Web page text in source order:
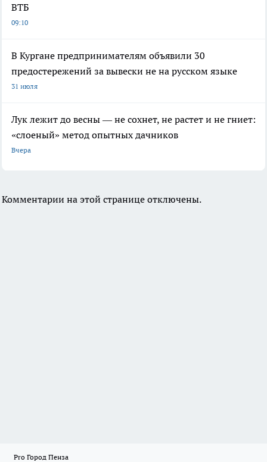
ВТБ
09:10
В Кургане предпринимателям объявили 30
предостережений за вывески не на русском языке
31 июля
Лук лежит до весны — не сохнет, не растет и не гниет:
«слоеный» метод опытных дачников
Вчера
Комментарии на этой странице отключены.
Pro Город Пенза